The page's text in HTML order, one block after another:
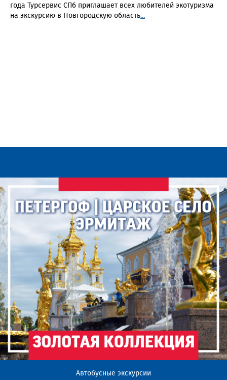
года Турсервис СПб приглашает всех любителей экотуризма
на экскурсию в Новгородскую область...
Автобусные экскурсии